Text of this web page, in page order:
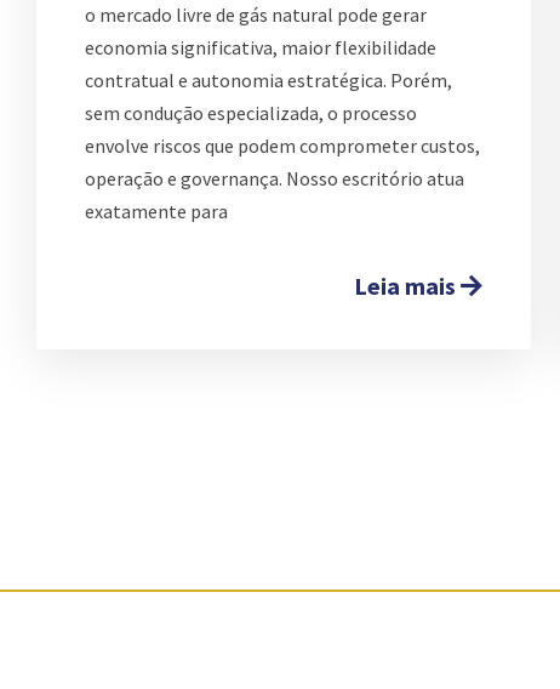
o mercado livre de gás natural pode gerar
economia significativa, maior flexibilidade
contratual e autonomia estratégica. Porém,
sem condução especializada, o processo
envolve riscos que podem comprometer custos,
operação e governança. Nosso escritório atua
exatamente para
Leia mais